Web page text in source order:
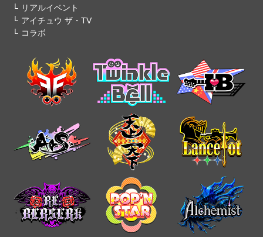
リアルイベント
アイチュウ ザ・TV
コラボ